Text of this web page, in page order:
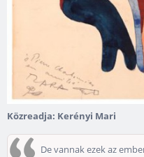
Közreadja: Kerényi Mari
De vannak ezek az